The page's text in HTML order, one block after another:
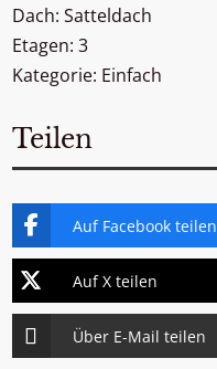
Dach: Satteldach
Etagen: 3
Kategorie: Einfach
Teilen
Auf Facebook teilen
Auf X teilen
Über E-Mail teilen